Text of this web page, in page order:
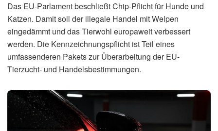
Das EU-Parlament beschließt Chip-Pflicht für Hunde und
Katzen. Damit soll der illegale Handel mit Welpen
eingedämmt und das Tierwohl europaweit verbessert
werden. Die Kennzeichnungspflicht ist Teil eines
umfassenderen Pakets zur Überarbeitung der EU-
Tierzucht- und Handelsbestimmungen.